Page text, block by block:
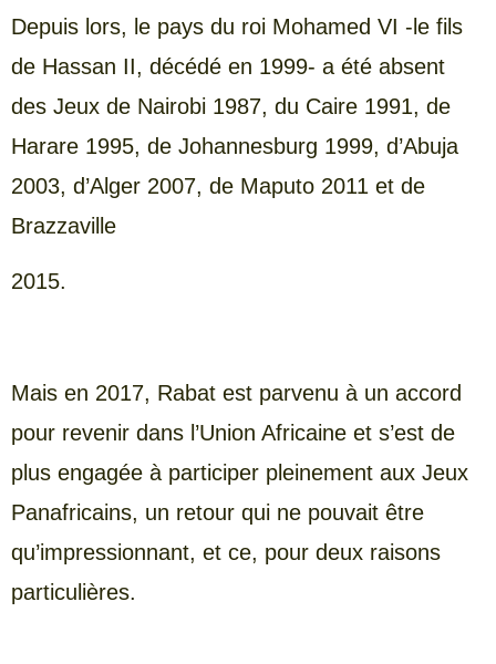
Depuis lors, le pays du roi Mohamed VI -le fils
de Hassan II, décédé en 1999- a été absent
des Jeux de Nairobi 1987, du Caire 1991, de
Harare 1995, de Johannesburg 1999, d’Abuja
2003, d’Alger 2007, de Maputo 2011 et de
Brazzaville
2015.
Mais en 2017, Rabat est parvenu à un accord
pour revenir dans l’Union Africaine et s’est de
plus engagée à participer pleinement aux Jeux
Panafricains, un retour qui ne pouvait être
qu’impressionnant, et ce, pour deux raisons
particulières.